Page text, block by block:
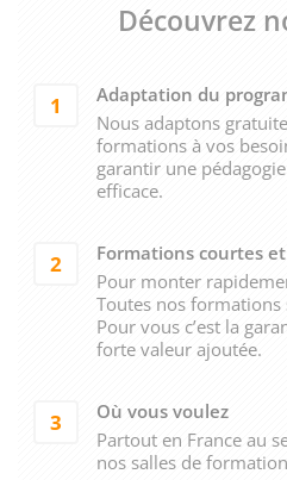
Découvrez
1
Adaptation du
Nous adaptons
formations à vos
garantir une
efficace.
2
Formations courtes
Pour monter
Toutes nos
Pour vous c’est la
forte valeur ajoutée.
3
Où vous voulez
Partout en France au
nos salles de